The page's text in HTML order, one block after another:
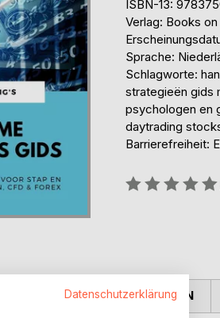
ISBN-13:
Verlag: Books
Sprache:
Schlagworte:
strategieën gids
psychologen en
daytrading
Barrierefreiheit:
Bewertung::
PRESSESTIMMEN
Datenschutzerklärung